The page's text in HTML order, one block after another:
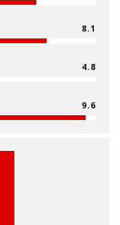
8.1
4.8
9.6